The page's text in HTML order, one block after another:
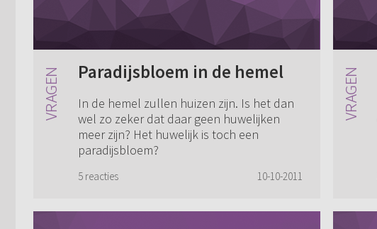
Paradijsbloem in de hemel
In de hemel zullen huizen zijn. Is het dan
wel zo zeker dat daar geen huwelijken
meer zijn? Het huwelijk is toch een
paradijsbloem?
5 reacties 10-10-2011